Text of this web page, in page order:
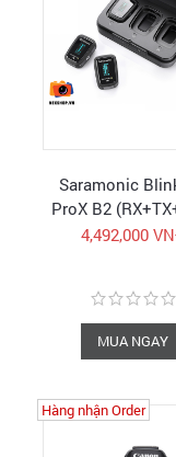
Saramonic
ProX B2
Micro không dây
4,492,000
MUA NGAY
Hàng nhận Order